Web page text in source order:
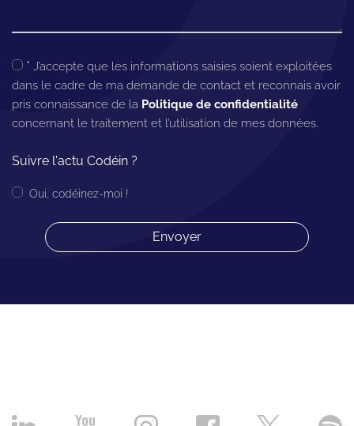
* J’accepte que les informations saisies soient exploitées
dans le cadre de ma demande de contact et reconnais avoir
pris connaissance de la Politique de confidentialité
concernant le traitement et l’utilisation de mes données.
Suivre l'actu Codéin ?
Oui, codéinez-moi !